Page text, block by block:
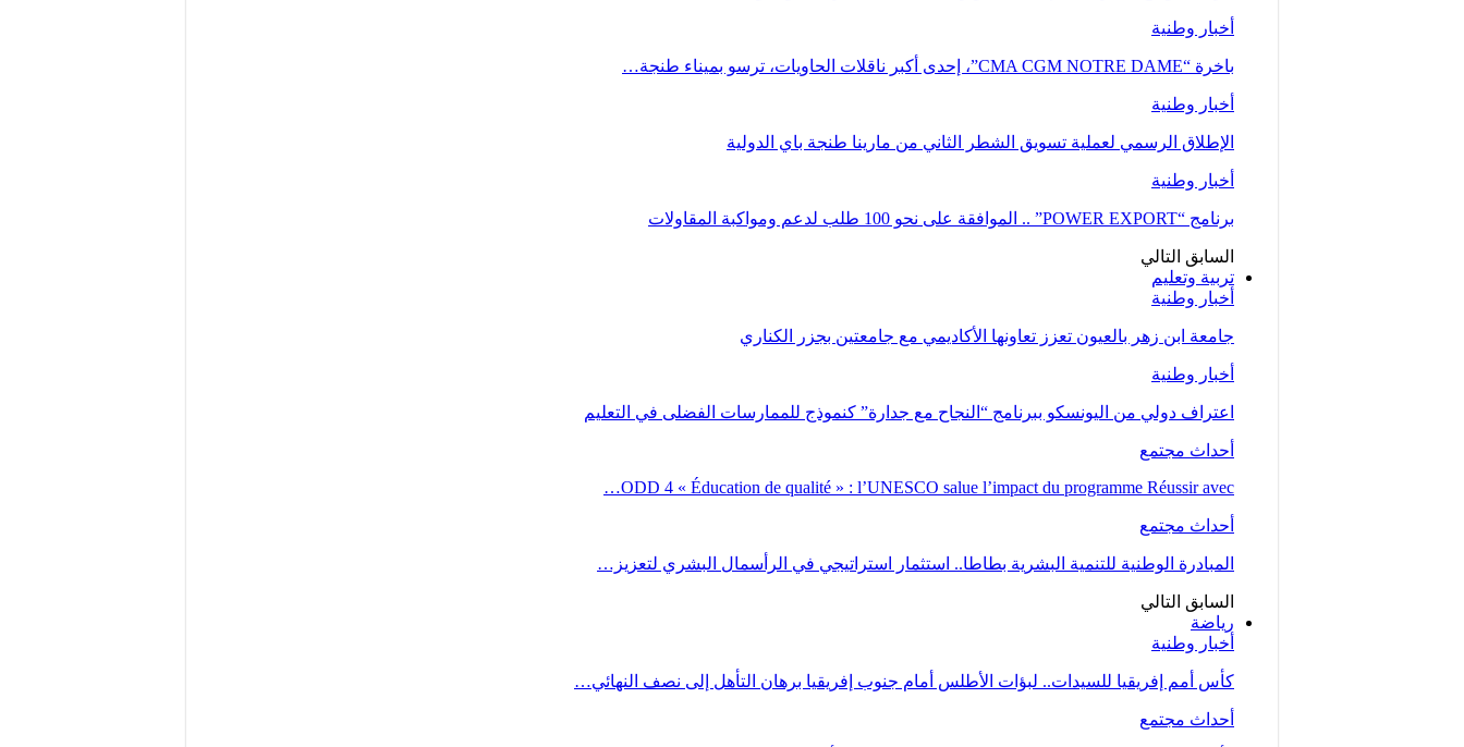
أخبار وطنية
باخرة “CMA CGM NOTRE DAME”، إحدى أكبر ناقلات الحاويات، ترسو بميناء طنجة…
أخبار وطنية
الإطلاق الرسمي لعملية تسويق الشطر الثاني من مارينا طنجة باي الدولية
أخبار وطنية
برنامج “POWER EXPORT” .. الموافقة على نحو 100 طلب لدعم ومواكبة المقاولات
السابق التالي
تربية وتعليم
أخبار وطنية
جامعة ابن زهر بالعيون تعزز تعاونها الأكاديمي مع جامعتين بجزر الكناري
أخبار وطنية
اعتراف دولي من اليونسكو ببرنامج “النجاح مع جدارة” كنموذج للممارسات الفضلى في التعليم
أحداث مجتمع
ODD 4 « Éducation de qualité » : l’UNESCO salue l’impact du programme Réussir avec…
أحداث مجتمع
المبادرة الوطنية للتنمية البشرية بطاطا.. استثمار استراتيجي في الرأسمال البشري لتعزيز…
السابق التالي
رياضة
أخبار وطنية
كأس أمم إفريقيا للسيدات.. لبؤات الأطلس أمام جنوب إفريقيا برهان التأهل إلى نصف النهائي…
أحداث مجتمع